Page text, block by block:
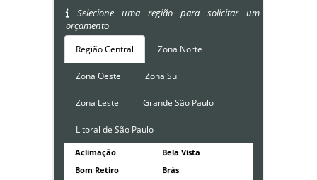
Selecione uma região para solicitar um
orçamento
Região Central Zona Norte
Zona Oeste Zona Sul
Zona Leste Grande São Paulo
Litoral de São Paulo
Aclimação
Bela Vista
Bom Retiro
Brás